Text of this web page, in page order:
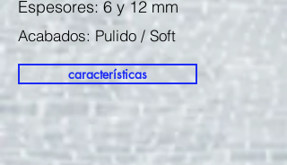
Espesores: 6 y 12 mm
Acabados: Pulido / Soft
características